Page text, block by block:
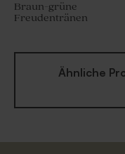
Braun-grüne
Freudentränen
Ähnliche